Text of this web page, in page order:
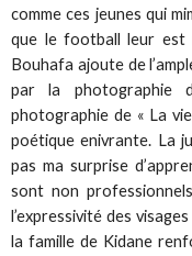
comme ces jeunes qui
que le football leur est
Bouhafa ajoute de
par la photographie
photographie de « La vie
poétique enivrante. La
pas ma surprise
sont non
l’expressivité des
la famille de Kidane